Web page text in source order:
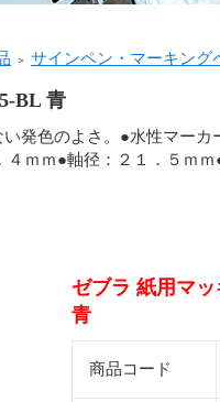
＞ サインペン・マーキング
BL 青
発色のよさ。●水性マー
ｍｍ●軸径：２１．５ｍ
ゼブラ 紙用マ
青
商品コード